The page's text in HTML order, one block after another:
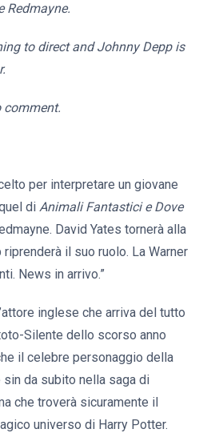
Redmayne.
to direct and Johnny Depp is
comment.
per interpretare un giovane
di Animali Fantastici e Dove
David Yates tornerà alla
il suo ruolo. La Warner
News in arrivo.”
inglese che arriva del tutto
Silente dello scorso anno
il celebre personaggio della
da subito nella saga di
che troverà sicuramente il
universo di Harry Potter.